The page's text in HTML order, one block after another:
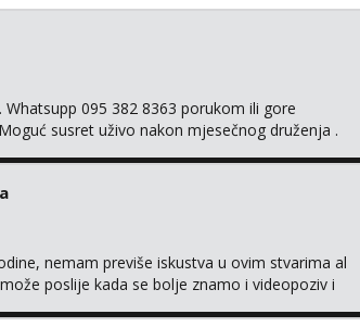
095 382 8363 porukom ili gore
susret uživo nakon mjesečnog druženja .
nemam previše iskustva u ovim stvarima al
poslije kada se bolje znamo i videopoziv i